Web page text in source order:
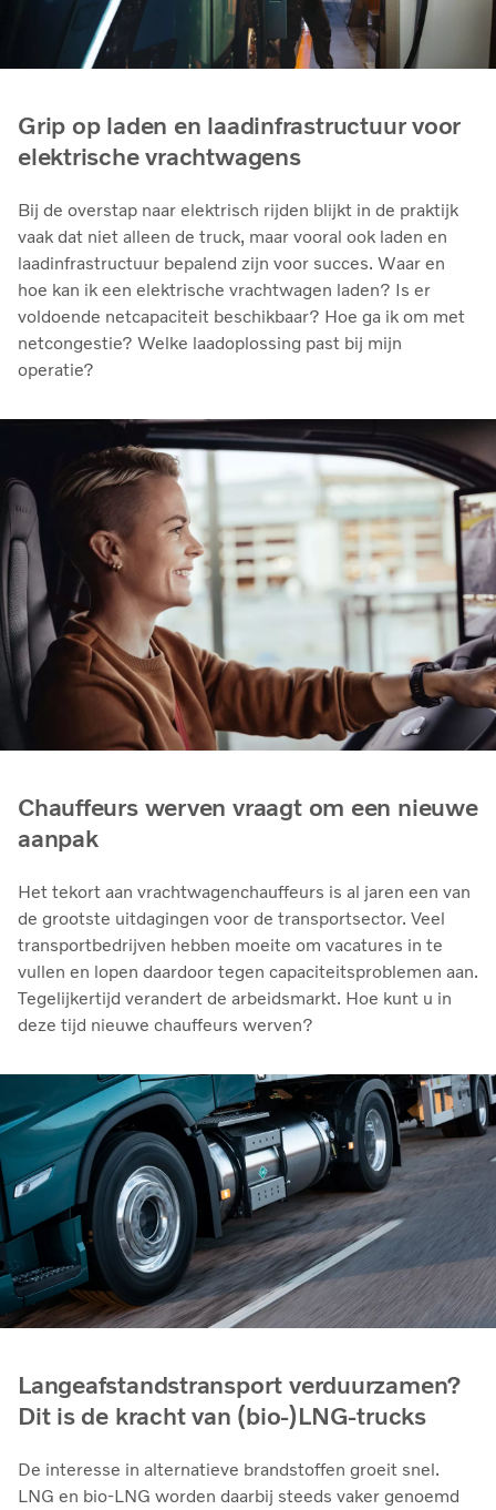
Grip op laden en laadinfrastructuur voor
elektrische vrachtwagens
Bij de overstap naar elektrisch rijden blijkt in de praktijk
vaak dat niet alleen de truck, maar vooral ook laden en
laadinfrastructuur bepalend zijn voor succes. Waar en
hoe kan ik een elektrische vrachtwagen laden? Is er
voldoende netcapaciteit beschikbaar? Hoe ga ik om met
netcongestie? Welke laadoplossing past bij mijn
operatie?
Chauffeurs werven vraagt om een nieuwe
aanpak
Het tekort aan vrachtwagenchauffeurs is al jaren een van
de grootste uitdagingen voor de transportsector. Veel
transportbedrijven hebben moeite om vacatures in te
vullen en lopen daardoor tegen capaciteitsproblemen aan.
Tegelijkertijd verandert de arbeidsmarkt. Hoe kunt u in
deze tijd nieuwe chauffeurs werven?
Langeafstandstransport verduurzamen?
Dit is de kracht van (bio-)LNG-trucks
De interesse in alternatieve brandstoffen groeit snel.
LNG en bio‑LNG worden daarbij steeds vaker genoemd